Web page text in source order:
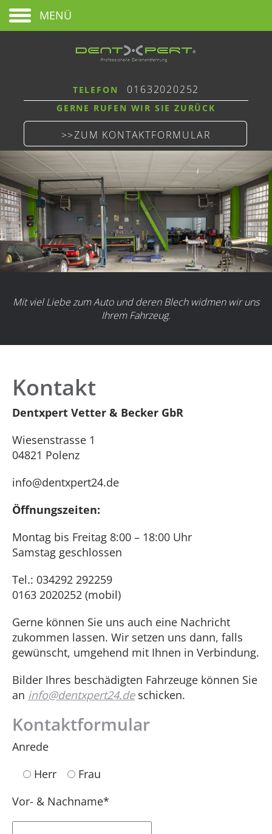
MENÜ
TELEFON 01632020252
GERNE RUFEN WIR SIE ZURÜCK
>>ZUM KONTAKTFORMULAR
Mit viel Liebe zum Auto und deren Blech widmen wir uns
Ihrem Fahrzeug.
Kontakt
Dentxpert Vetter & Becker GbR
Wiesenstrasse 1
04821 Polenz
info@dentxpert24.de
Öffnungszeiten:
Montag bis Freitag 8:00 – 18:00 Uhr
Samstag geschlossen
Tel.: 034292 292259
0163 2020252 (mobil)
Gerne können Sie uns auch eine Nachricht
zukommen lassen. Wir setzen uns dann, falls
gewünscht, umgehend mit Ihnen in Verbindung.
Bilder Ihres beschädigten Fahrzeuge können Sie
an info@dentxpert24.deschicken.
Kontaktformular
Anrede
Herr
Frau
Vor- & Nachname*